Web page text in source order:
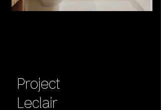
Project
Leclair